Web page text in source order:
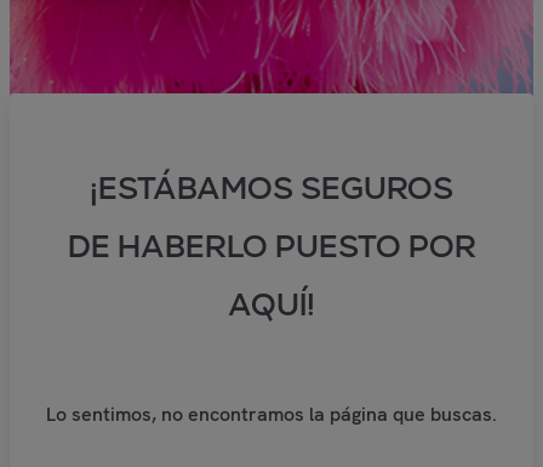
¡ESTÁBAMOS SEGUROS
DE HABERLO PUESTO POR
AQUÍ!
Lo sentimos, no encontramos la página que buscas.